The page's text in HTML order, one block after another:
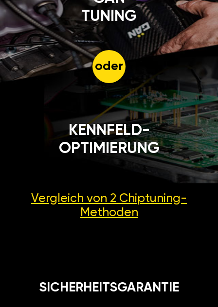
TUNING
oder
KENNFELD-
OPTIMIERUNG
Vergleich von 2 Chiptuning-
Methoden
SICHERHEITSGARANTIE